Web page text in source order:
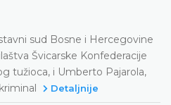
sud Bosne i Hercegovine
Švicarske Konfederacije
tužioca, i Umberto Pajarola,
Detaljnije